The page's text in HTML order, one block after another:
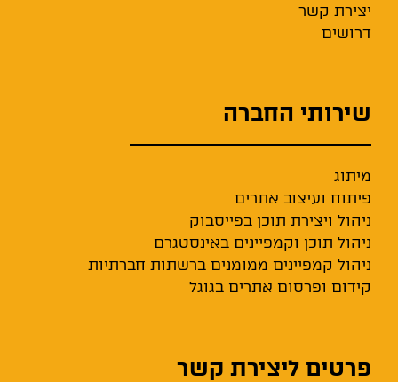
יצירת קשר
דרושים
שירותי החברה
מיתוג
פיתוח ועיצוב אתרים
ניהול ויצירת תוכן בפייסבוק
ניהול תוכן וקמפיינים באינסטגרם
ניהול קמפיינים ממומנים ברשתות חברתיות
קידום ופרסום אתרים בגוגל
פרטים ליצירת קשר